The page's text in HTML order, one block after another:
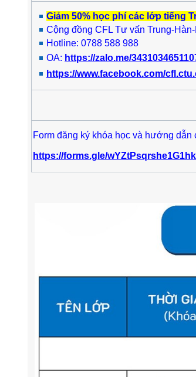
Giảm 50% học phí các lớp tiếng
Cộng đồng CFL Tư vấn Trung-
Hotline: 0788 588 988
OA: https://zalo.me/
https://www.facebook.com/
Form đăng ký khóa học và hướng dẫn
https://forms.gle/